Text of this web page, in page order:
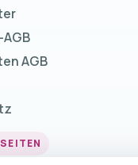
AGB